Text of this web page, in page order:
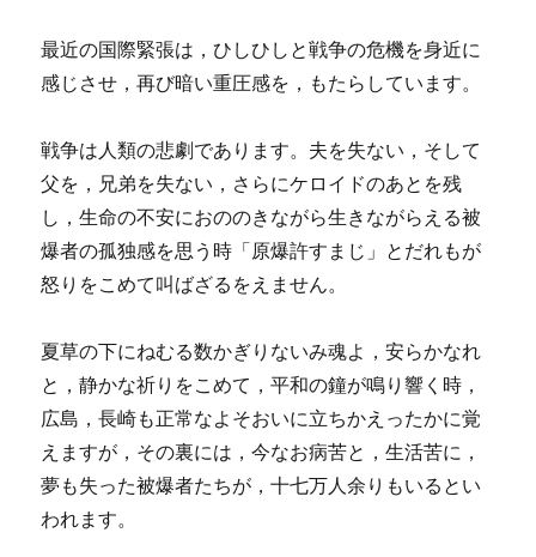
最近の国際緊張は，ひしひしと戦争の危機を身近に
感じさせ，再び暗い重圧感を，もたらしています。
戦争は人類の悲劇であります。夫を失ない，そして
父を，兄弟を失ない，さらにケロイドのあとを残
し，生命の不安におののきながら生きながらえる被
爆者の孤独感を思う時「原爆許すまじ」とだれもが
怒りをこめて叫ばざるをえません。
夏草の下にねむる数かぎりないみ魂よ，安らかなれ
と，静かな祈りをこめて，平和の鐘が鳴り響く時，
広島，長崎も正常なよそおいに立ちかえったかに覚
えますが，その裏には，今なお病苦と，生活苦に，
夢も失った被爆者たちが，十七万人余りもいるとい
われます。